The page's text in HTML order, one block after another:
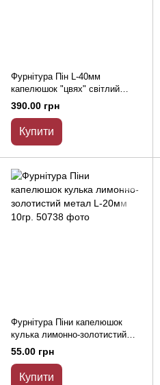
Фурнітура Пін L-40мм
капелюшок "цвях" світлий
метал 0.25 кг
390.00 грн
Купити
Фурнітура Піни капелюшок
кулька лимонно-золотистий
метал L-20мм 10гр.
55.00 грн
Купити